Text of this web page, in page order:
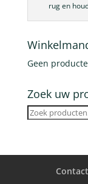
rug en
Geen
Zoek uw
Zoeken
Contact